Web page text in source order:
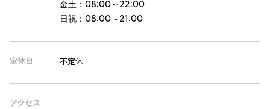
金土：08:00～22:00
日祝：08:00～21:00
定休日 不定休
アクセス